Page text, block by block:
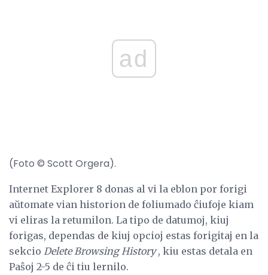
ad
(Foto © Scott Orgera).
Internet Explorer 8 donas al vi la eblon por forigi
aŭtomate vian historion de foliumado ĉiufoje kiam
vi eliras la retumilon. La tipo de datumoj, kiuj
forigas, dependas de kiuj opcioj estas forigitaj en la
sekcio Delete Browsing History, kiu estas detala en
Paŝoj 2-5 de ĉi tiu lernilo.